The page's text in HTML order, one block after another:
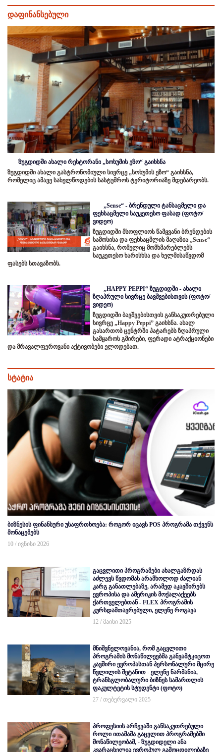
დაფინანსებული
ზუგდიდში ახალი რესტორანი „სოხუმის ეზო“ გაიხსნა
ზუგდიდში ახალი გასტრონომიული სივრცე „სოხუმის ეზო“ გაიხსნა,
რომელიც ამავე სახელწოდების სასტუმროს ტერიტორიაზე მდებარეობს.
„Sense“ - ბრენდული ტანსაცმელი და
ფეხსაცმელი საუკეთესო ფასად (ფოტო/
ვიდეო)
ზუგდიდში მსოფლიოს წამყვანი ბრენდების
სამოსისა და ფეხსაცმლის მაღაზია „Sense“
გაიხსნა, რომელიც მომხმარებლებს
საუკეთესო ხარისხსა და ხელმისაწვდომ
ფასებს სთავაზობს.
„HAPPY PEPPI“ ზუგდიდში - ახალი
ზღაპრული სივრცე ბავშვებისთვის (ფოტო/
ვიდეო)
ზუგდიდში ბავშვებისთვის განსაკუთრებული
სივრცე „Happy Peppi” გაიხსნა. ახალ
გასართობ ცენტრში პატარებს ზღაპრული
სამყაროს გმირები, ფერადი ატრაქციონები
და მრავალფეროვანი აქტივობები ელოდებათ.
სტატია
ბიზნესის ფინანსური უსაფრთხოება: როგორ იცავს POS პროგრამა თქვენს
მონაცემებს
10 / ივნისი 2026
გაცვლითი პროგრამები ახალგაზრდას
აძლევს წვდომას არამხოლოდ ძალიან
კარგ განათლებაზე, არამედ აკავშირებს
ევროპისა და ამერიკის მოქალაქეებს
ქართველებთან - FLEX პროგრამის
კურსდამთავრებული, ელენე როგავა
12 / მაისი 2025
მნიშვნელოვანია, რომ გაცვლითი
პროგრამის მონაწილეებმა განვამტკიცოთ
კავშირი ევროპასთან პერსონალური მცირე
წვლილის შეტანით - ელენე ნარმანია,
ტრანსგლობალური ბიზნეს სამართლის
ფაკულტეტის სტუდენტი (ფოტო)
27 / თებერვალი 2025
პროფესიის არჩევაში განსაკუთრებული
როლი ითამაშა გაცვლით პროგრამებში
მონაწილეობამ, - ზუგდიდელი ანა
კვარაცხელია ევროპულ გამოცდილებაზე